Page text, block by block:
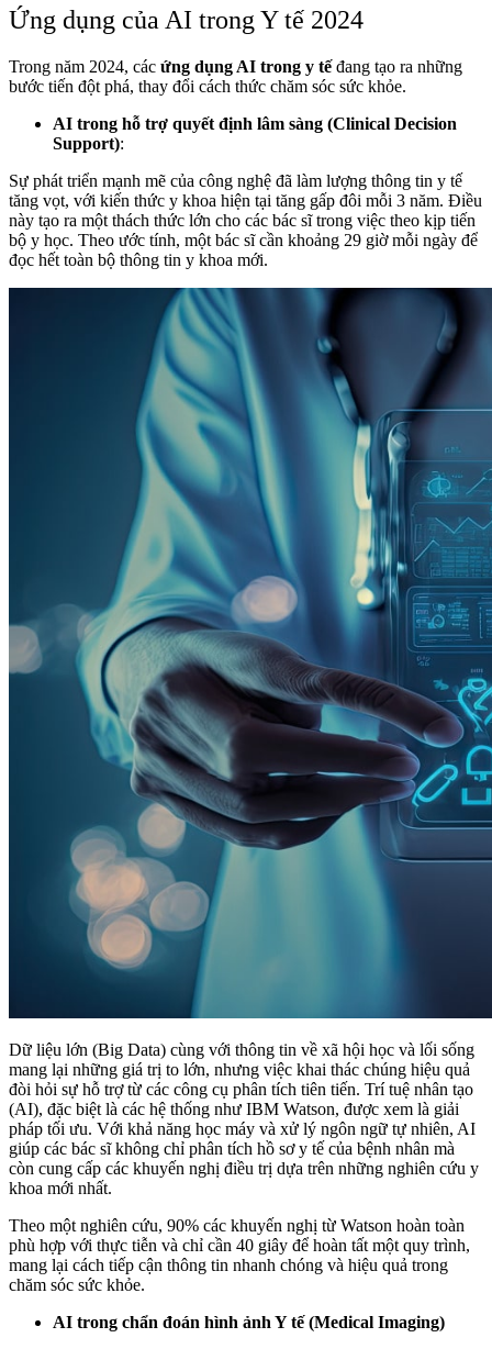
Ứng dụng của AI trong Y tế 2024
Trong năm 2024, các ứng dụng AI trong y tếđang tạo ra những
bước tiến đột phá, thay đổi cách thức chăm sóc sức khỏe.
AI trong hỗ trợ quyết định lâm sàng (Clinical Decision
Support):
Sự phát triển mạnh mẽ của công nghệ đã làm lượng thông tin y tế
tăng vọt, với kiến thức y khoa hiện tại tăng gấp đôi mỗi 3 năm. Điều
này tạo ra một thách thức lớn cho các bác sĩ trong việc theo kịp tiến
bộ y học. Theo ước tính, một bác sĩ cần khoảng 29 giờ mỗi ngày để
đọc hết toàn bộ thông tin y khoa mới.
Dữ liệu lớn (Big Data) cùng với thông tin về xã hội học và lối sống
mang lại những giá trị to lớn, nhưng việc khai thác chúng hiệu quả
đòi hỏi sự hỗ trợ từ các công cụ phân tích tiên tiến. Trí tuệ nhân tạo
(AI), đặc biệt là các hệ thống như IBM Watson, được xem là giải
pháp tối ưu. Với khả năng học máy và xử lý ngôn ngữ tự nhiên, AI
giúp các bác sĩ không chỉ phân tích hồ sơ y tế của bệnh nhân mà
còn cung cấp các khuyến nghị điều trị dựa trên những nghiên cứu y
khoa mới nhất.
Theo một nghiên cứu, 90% các khuyến nghị từ Watson hoàn toàn
phù hợp với thực tiễn và chỉ cần 40 giây để hoàn tất một quy trình,
mang lại cách tiếp cận thông tin nhanh chóng và hiệu quả trong
chăm sóc sức khỏe.
AI trong chẩn đoán hình ảnh Y tế (Medical Imaging)